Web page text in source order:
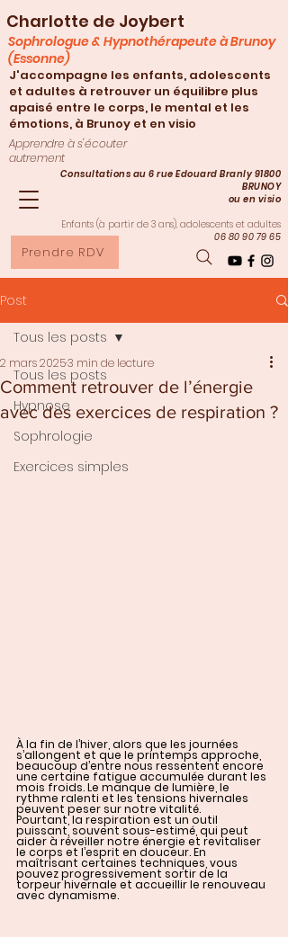
Charlotte de Joybert
Consultations au 6 rue Edouard Branly 91800
BRUNOY
ou en visio
Enfants (à partir de 3 ans), adolescents et adultes
06 80 90 79 65
Apprendre à s'écouter
autrement
Prendre RDV
Sophrologue & Hypnothérapeute à Brunoy
(Essonne)
J'accompagne les enfants, adolescents
et adultes à retrouver un équilibre plus
apaisé entre le corps, le mental et les
émotions, à Brunoy et en visio
Post
Tous les posts
Hypnose
Sophrologie
Exercices simples
Tous les posts
Comment retrouver de l’énergie
avec des exercices de respiration ?
2 mars 20253 min de lecture
À la fin de l’hiver, alors que les journées
s’allongent et que le printemps approche,
beaucoup d’entre nous ressentent encore
une certaine fatigue accumulée durant les
mois froids. Le manque de lumière, le
rythme ralenti et les tensions hivernales
peuvent peser sur notre vitalité.
Pourtant, la respiration est un outil
puissant, souvent sous-estimé, qui peut
aider à réveiller notre énergie et revitaliser
le corps et l’esprit en douceur. En
maîtrisant certaines techniques, vous
pouvez progressivement sortir de la
torpeur hivernale et accueillir le renouveau
avec dynamisme.